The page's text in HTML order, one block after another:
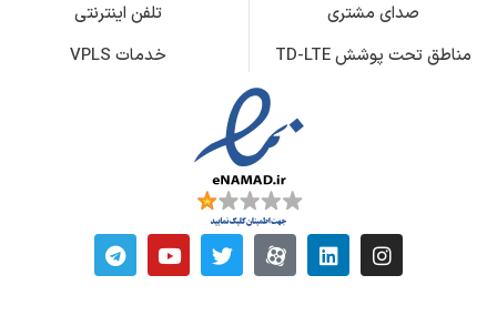
صدای مشتری
مناطق تحت پوشش TD-LTE
تلفن اینترنتی
خدمات VPLS
I
n
s
L
i
n
M
-
i
T
w
i
Y
o
u
T
e
l